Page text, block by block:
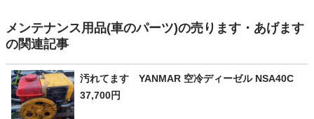
メンテナンス用品(車のパーツ)の売ります・あげます
の関連記事
汚れてます YANMAR 空冷ディーゼル NSA40C
37,700円